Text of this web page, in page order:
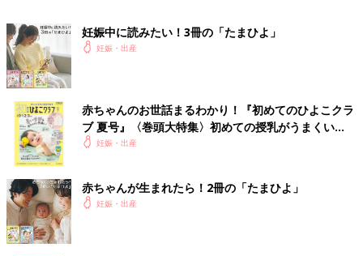
監修／毛利優子先生 取材・文／たまごクラブ編集部
仕事を続ける場合は、「
えるお金」のメリットも見逃せません。いろいろ考えて決めてく
ださいね。
参考／『初めてのたまごクラブ』2022年夏号「ワーキング妊婦
の問題解決マニュアル」
●掲載している情報は2022年6月現在のものです。
妊娠中に読みたい！3冊の「たまひよ」
妊娠・出産
赤ちゃんのお世話まるわかり！『初めてのひよこクラ
ブ 夏号』〈巻頭大特集〉初めての授乳がうまくい
く！ おっぱい・ミルクの基本と夏のトラブル 解決テ
妊娠・出産
赤ちゃんが生まれたら！2冊の「たまひよ」
妊娠・出産